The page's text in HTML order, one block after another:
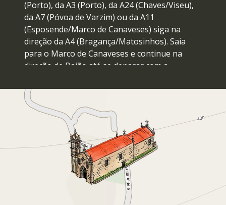
(Porto), da A3 (Porto), da A24 (Chaves/Viseu),
da A7 (Póvoa de Varzim) ou da A11
(Esposende/Marco de Canaveses) siga na
direção da A4 (Bragança/Matosinhos). Saia
para o Marco de Canaveses e continue na
direção de Baião até se deparar com a
A partir do
para o Marco de Canaveses e continue para
Se vem doCentroouSulde Portugal pela A1
(Porto) ou pela A29 (V.N. Gaia) opte pela A41
CREP (Vila Real). Escolha depois a A4 (Vila Real)
e saia para o Marco de Canaveses. Continue